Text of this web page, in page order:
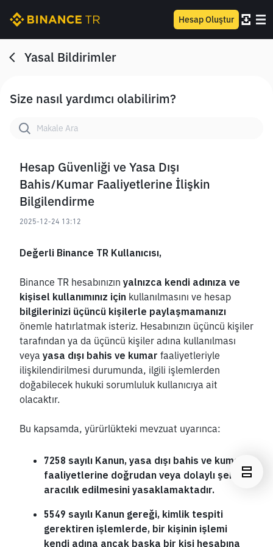
Hesap Oluştur
Yasal Bildirimler
Size nasıl yardımcı olabilirim?
Hesap Güvenliği ve Yasa Dışı
Bahis/Kumar Faaliyetlerine İlişkin
Bilgilendirme
2025-12-24 13:12
Değerli Binance TR Kullanıcısı,
Binance TR hesabınızın yalnızca kendi adınıza ve
kişisel kullanımınız için
bilgilerinizi üçüncü kişilerle paylaşmamanızı
önemle hatırlatmak isteriz. Hesabınızın üçüncü kişiler
tarafından ya da üçüncü kişiler adına kullanılması
veya yasa dışı bahis ve kumar faaliyetleriyle
ilişkilendirilmesi durumunda, ilgili işlemlerden
doğabilecek hukuki sorumluluk kullanıcıya ait
olacaktır.
Bu kapsamda, yürürlükteki mevzuat uyarınca:
7258 sayılı Kanun, yasa dışı bahis ve kumar
faaliyetlerine doğrudan veya dolaylı şekilde
aracılık edilmesini yasaklamaktadır.
5549 sayılı Kanun gereği, kimlik tespiti
gerektiren işlemlerde, bir kişinin işlemi
kendi adına ancak başka bir kişi hesabına